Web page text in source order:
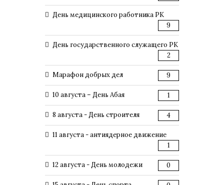
День медицинского работника РК
9
День государственного служащего РК
2
Марафон добрых дел 9
10 августа – День Абая 1
8 августа - День строителя 4
11 августа - антиядерное движение
1
12 августа - День молодежи 0